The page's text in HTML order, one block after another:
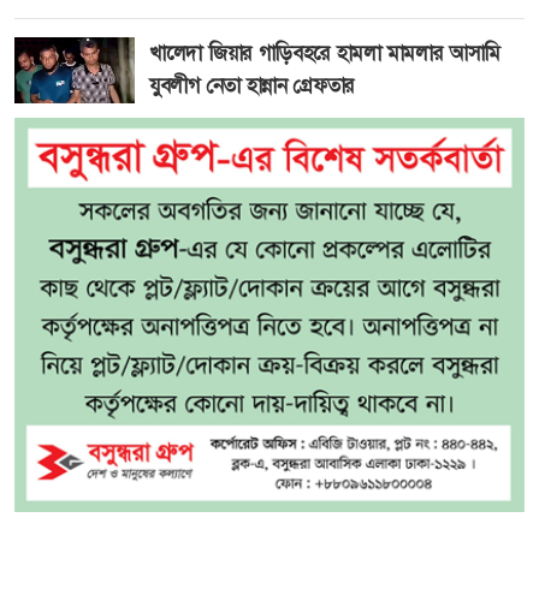
খালেদা জিয়ার গাড়িবহরে হামলা মামলার আসামি
যুবলীগ নেতা হান্নান গ্রেফতার